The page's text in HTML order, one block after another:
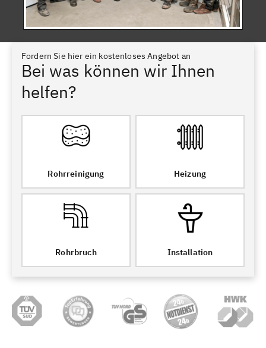
Fordern Sie hier ein kostenloses Angebot an
Bei was können wir Ihnen
helfen?
Rohrreinigung Heizung
Rohrbruch Installation